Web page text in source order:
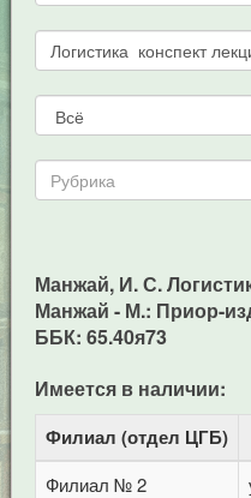
Манжай, И. С.
Манжай - М.: Приор-
ББК: 65.40я73
Имеется в наличии:
Филиал (отдел ЦГБ)
Филиал № 2